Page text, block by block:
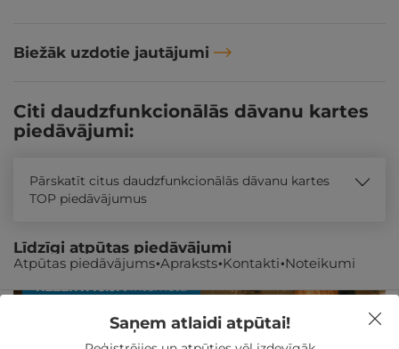
Biežāk uzdotie jautājumi
Atpūtas piedāvājums Apraksts Kontakti Noteikumi
Citi daudzfunkcionālās dāvanu kartes
piedāvājumi:
Pārskatīt citus daudzfunkcionālās dāvanu kartes
TOP piedāvājumus
Līdzīgi atpūtas piedāvājumi
REZERVĀCIJAinternetā
Saņem atlaidi atpūtai!